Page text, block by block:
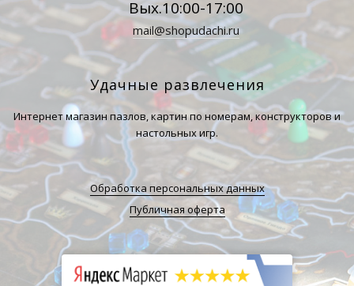
Вых.10:00-17:00
mail@shopudachi.ru
Удачные развлечения
Интернет магазин пазлов, картин по номерам, конструкторов и
настольных игр.
Обработка персональных данных
Публичная оферта